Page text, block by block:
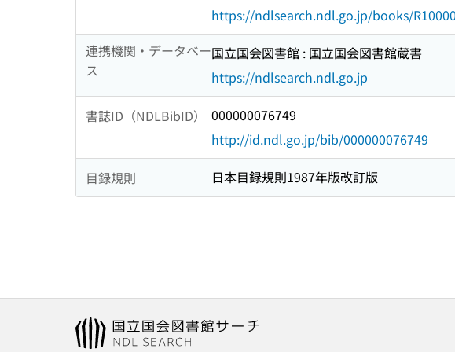
https://ndlsearch.ndl.go.jp/books/
連携機関・データベー
ス
国立国会図書館 : 国立国会図書館蔵書
https://ndlsearch.ndl.go.jp
書誌ID（NDLBibID）
000000076749
http://id.ndl.go.jp/bib/000000076749
目録規則 日本目録規則1987年版改訂版